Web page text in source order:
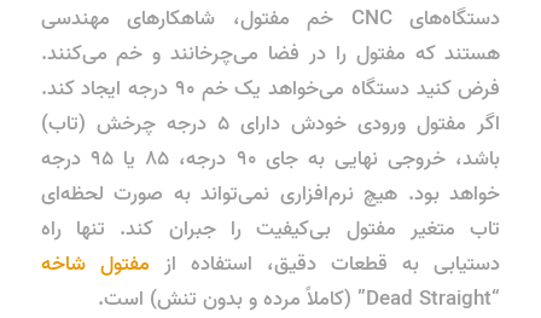
دستگاه‌های CNC خم مفتول، شاهکارهای مهندسی
هستند که مفتول را در فضا می‌چرخانند و خم می‌کنند.
فرض کنید دستگاه می‌خواهد یک خم ۹۰ درجه ایجاد کند.
اگر مفتول ورودی خودش دارای ۵ درجه چرخش (تاب)
باشد، خروجی نهایی به جای ۹۰ درجه، ۸۵ یا ۹۵ درجه
خواهد بود. هیچ نرم‌افزاری نمی‌تواند به صورت لحظه‌ای
تاب متغیر مفتول بی‌کیفیت را جبران کند. تنها راه
دستیابی به قطعات دقیق، استفاده از مفتول شاخه
“Dead Straight” (کاملاً مرده و بدون تنش) است.